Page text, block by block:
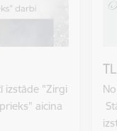
izstāde "Zirgi
aicina